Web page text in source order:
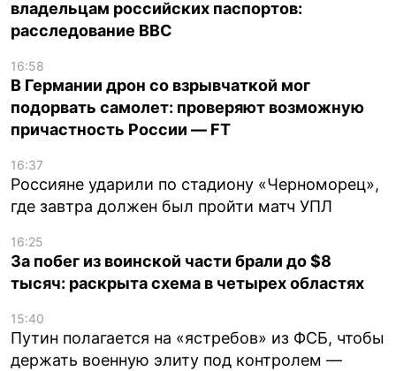
владельцам российских паспортов:
расследование BBC
16:58
В Германии дрон со взрывчаткой мог
подорвать самолет: проверяют возможную
причастность России — FT
16:37
Россияне ударили по стадиону «Черноморец»,
где завтра должен был пройти матч УПЛ
16:25
За побег из воинской части брали до $8
тысяч: раскрыта схема в четырех областях
15:40
Путин полагается на «ястребов» из ФСБ, чтобы
держать военную элиту под контролем —